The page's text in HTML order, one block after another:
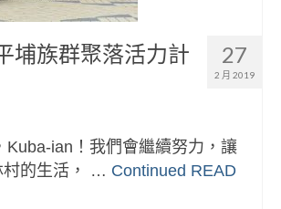
27
2 月 2019
埔族群聚落活力計
Kuba-ian！我們會繼續努力，讓
村的生活， … Continued READ